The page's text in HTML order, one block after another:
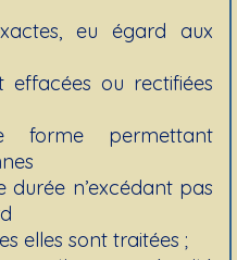
eu égard aux
effacées ou rectifiées
forme permettant
n’excédant pas
elles sont traitées ;